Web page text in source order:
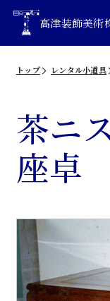
高津装飾美術
トップ レンタル小道具
茶ニ
座卓